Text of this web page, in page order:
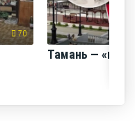
70
Тамань —